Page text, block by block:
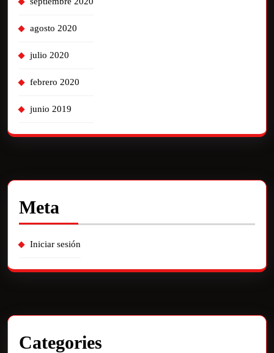
agosto 2020
julio 2020
febrero 2020
junio 2019
Meta
Iniciar sesión
Categories